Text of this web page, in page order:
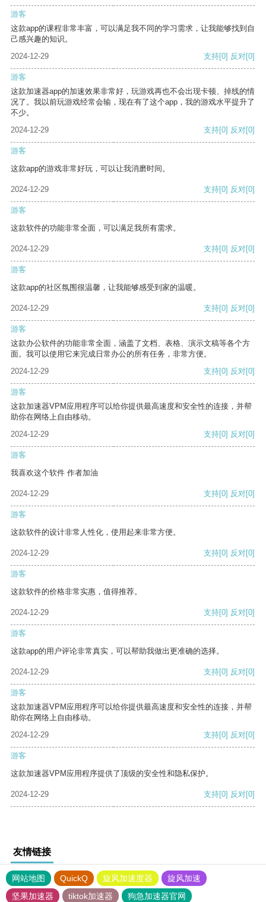
游客
这款app的课程非常丰富，可以满足我不同的学习需求，让我能够找到自
己感兴趣的知识。
2024-12-29
支持[0] 反对[0]
游客
这款加速器app的加速效果非常好，玩游戏再也不会出现卡顿、掉线的情
况了。我以前玩游戏经常会输，现在有了这个app，我的游戏水平提升了
不少。
2024-12-29
支持[0] 反对[0]
游客
这款app的游戏非常好玩，可以让我消磨时间。
2024-12-29 支持[0] 反对[0]
游客
这款软件的功能非常全面，可以满足我所有需求。
2024-12-29 支持[0] 反对[0]
游客
这款app的社区氛围很温馨，让我能够感受到家的温暖。
2024-12-29 支持[0] 反对[0]
游客
这款办公软件的功能非常全面，涵盖了文档、表格、演示文稿等各个方
面。我可以使用它来完成日常办公的所有任务，非常方便。
2024-12-29
支持[0] 反对[0]
游客
这款加速器VPM应用程序可以给你提供最高速度和安全性的连接，并帮
助你在网络上自由移动。
2024-12-29
支持[0] 反对[0]
游客
我喜欢这个软件 作者加油
2024-12-29 支持[0] 反对[0]
游客
这款软件的设计非常人性化，使用起来非常方便。
2024-12-29 支持[0] 反对[0]
游客
这款软件的价格非常实惠，值得推荐。
2024-12-29 支持[0] 反对[0]
游客
这款app的用户评论非常真实，可以帮助我做出更准确的选择。
2024-12-29 支持[0] 反对[0]
游客
这款加速器VPM应用程序可以给你提供最高速度和安全性的连接，并帮
助你在网络上自由移动。
2024-12-29
支持[0] 反对[0]
游客
这款加速器VPM应用程序提供了顶级的安全性和隐私保护。
2024-12-29 支持[0] 反对[0]
友情链接
网站地图 QuickQ 旋风加速度器
旋风加速
坚果加速器
tiktok加速器
狗急加速器官网